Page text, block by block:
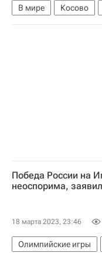
В мире Косово
Евросоюз
Победа России на
неоспорима,
18 марта 2023, 23:46
Олимпийские игры